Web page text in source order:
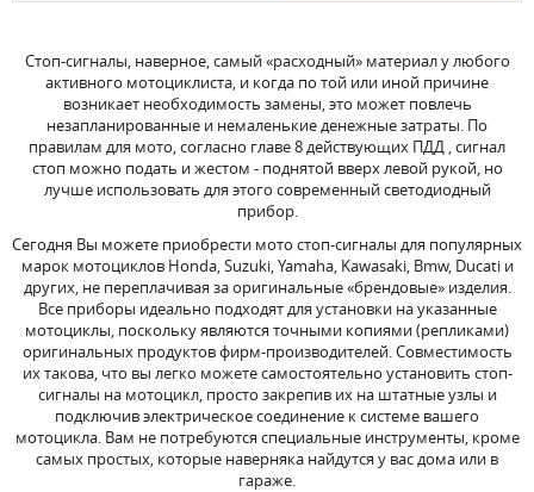
Стоп-сигналы, наверное, самый «расходный» материал у любого
активного мотоциклиста, и когда по той или иной причине
возникает необходимость замены, это может повлечь
незапланированные и немаленькие денежные затраты. По
правилам для мото, согласно главе 8 действующих ПДД , сигнал
стоп можно подать и жестом - поднятой вверх левой рукой, но
лучше использовать для этого современный светодиодный
прибор.
Сегодня Вы можете приобрести мото стоп-сигналы для популярных
марок мотоциклов Honda, Suzuki, Yamaha, Kawasaki, Bmw, Ducati и
других, не переплачивая за оригинальные «брендовые» изделия.
Все приборы идеально подходят для установки на указанные
мотоциклы, поскольку являются точными копиями (репликами)
оригинальных продуктов фирм-производителей. Совместимость
их такова, что вы легко можете самостоятельно установить стоп-
сигналы на мотоцикл, просто закрепив их на штатные узлы и
подключив электрическое соединение к системе вашего
мотоцикла. Вам не потребуются специальные инструменты, кроме
самых простых, которые наверняка найдутся у вас дома или в
гараже.